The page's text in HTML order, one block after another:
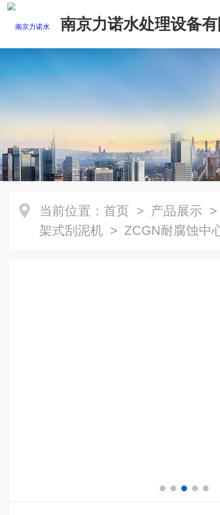
南京力诺水处理设备
当前位置： 首页 > 产品展示
架式刮泥机 > ZCGN耐腐蚀中